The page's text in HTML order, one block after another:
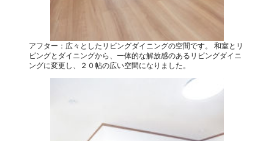
アフター：広々としたリビングダイニングの空間です。 和室とリ
ビングとダイニングから、一体的な解放感のあるリビングダイニ
ングに変更し、２０帖の広い空間になりました。